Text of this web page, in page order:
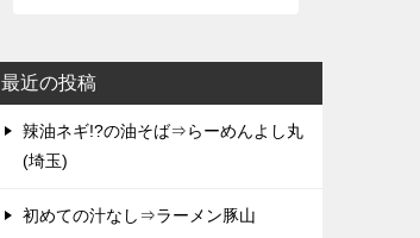
最近の投稿
辣油ネギ!?の油そば⇒らーめんよし丸
(埼玉)
初めての汁なし⇒ラーメン豚山